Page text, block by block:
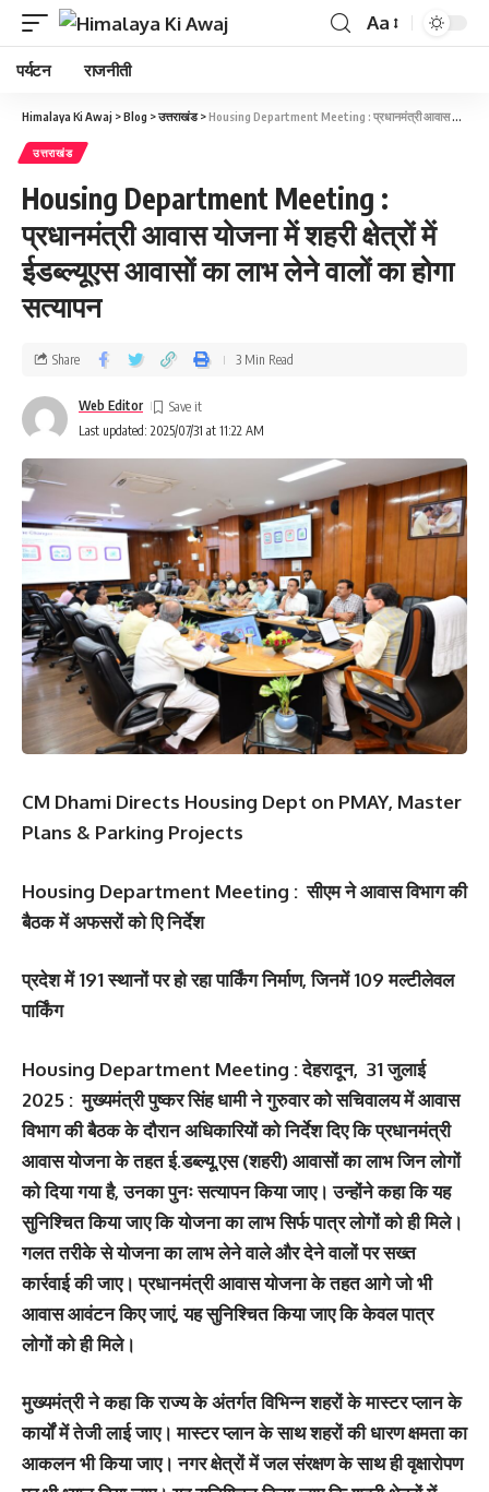
Aa
पर्यटन राजनीती
Himalaya Ki Awaj >Blog >उत्तराखंड>Housing Department Meeting : प्रधानमंत्री आवास योजना में शहरी क्षेत्रों में ईडब्ल्यूएस आवासों का लाभ लेने वालों का होगा सत्‍यापन
उत्तराखंड
Housing Department Meeting :
प्रधानमंत्री आवास योजना में शहरी क्षेत्रों में
ईडब्ल्यूएस आवासों का लाभ लेने वालों का होगा
सत्‍यापन
Last updated: 2025/07/31 at 11:22 AM
Web Editor
Share 3 Min Read
CM Dhami Directs Housing Dept on PMAY, Master
Plans & Parking Projects
Housing Department Meeting : सीएम ने आवास विभाग की
बैठक में अफसरों को एि निर्देश
प्रदेश में 191 स्थानों पर हो रहा पार्किंग निर्माण, जिनमें 109 मल्टीलेवल
पार्किंग
Housing Department Meeting : देहरादून, 31 जुलाई
2025 : मुख्यमंत्री पुष्कर सिंह धामी ने गुरुवार को सचिवालय में आवास
विभाग की बैठक के दौरान अधिकारियों को निर्देश दिए कि प्रधानमंत्री
आवास योजना के तहत ई.डब्ल्यू.एस (शहरी) आवासों का लाभ जिन लोगों
को दिया गया है, उनका पुनः सत्यापन किया जाए। उन्होंने कहा कि यह
सुनिश्चित किया जाए कि योजना का लाभ सिर्फ पात्र लोगों को ही मिले।
गलत तरीके से योजना का लाभ लेने वाले और देने वालों पर सख्त
कार्रवाई की जाए। प्रधानमंत्री आवास योजना के तहत आगे जो भी
आवास आवंटन किए जाएं, यह सुनिश्चित किया जाए कि केवल पात्र
लोगों को ही मिले।
मुख्यमंत्री ने कहा कि राज्य के अंतर्गत विभिन्न शहरों के मास्टर प्लान के
कार्यों में तेजी लाई जाए। मास्टर प्लान के साथ शहरों की धारण क्षमता का
आकलन भी किया जाए। नगर क्षेत्रों में जल संरक्षण के साथ ही वृक्षारोपण